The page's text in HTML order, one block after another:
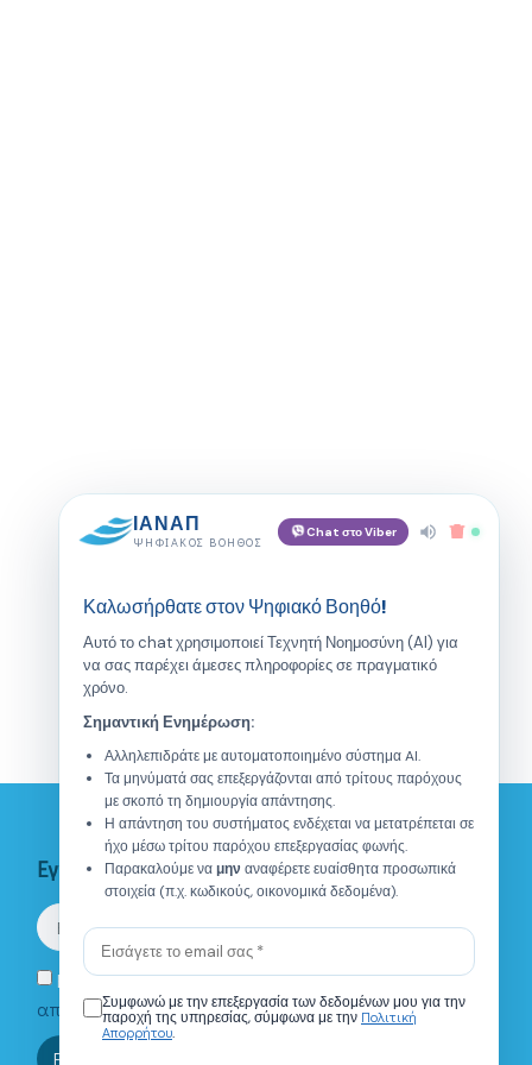
Εγγραφείτε στο Newsletter
Eνημερώθηκα για τηνπολιτική
απορρήτου.
Εγγραφή
ΙΑΝΑΠ
ΨΗΦΙΑΚΌΣ ΒΟΗΘΌΣ
Chat στο Viber
Καλωσήρθατε στον Ψηφιακό Βοηθό!
Αυτό το chat χρησιμοποιεί Τεχνητή Νοημοσύνη (AI) για
να σας παρέχει άμεσες πληροφορίες σε πραγματικό
χρόνο.
Σημαντική Ενημέρωση:
Αλληλεπιδράτε με αυτοματοποιημένο σύστημα AI.
Τα μηνύματά σας επεξεργάζονται από τρίτους παρόχους
με σκοπό τη δημιουργία απάντησης.
Η απάντηση του συστήματος ενδέχεται να μετατρέπεται σε
ήχο μέσω τρίτου παρόχου επεξεργασίας φωνής.
Παρακαλούμε ναμην αναφέρετε ευαίσθητα προσωπικά
στοιχεία (π.χ. κωδικούς, οικονομικά δεδομένα).
Συμφωνώ με την επεξεργασία των δεδομένων μου για την
παροχή της υπηρεσίας, σύμφωνα με την Πολιτική
Απορρήτου.
Τι είναι το ΙΑΝΑΠ?